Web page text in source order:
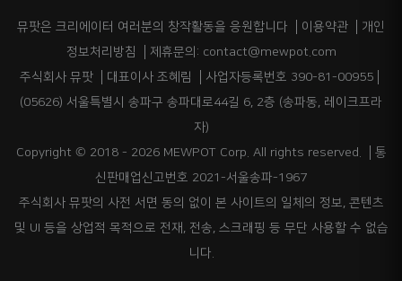
뮤팟은 크리에이터 여러분의 창작활동을 응원합니다 이용약관
개인
정보처리방침
제휴문의: contact@mewpot.com
주식회사 뮤팟
대표이사 조혜림
사업자등록번호 390-81-00955
(05626) 서울특별시 송파구 송파대로44길 6, 2층 (송파동, 레이크프라
자)
Copyright © 2018 - 2026 MEWPOT Corp. All rights reserved.
통
신판매업신고번호 2021-서울송파-1967
주식회사 뮤팟의 사전 서면 동의 없이 본 사이트의 일체의 정보, 콘텐츠
및 UI 등을 상업적 목적으로 전재, 전송, 스크래핑 등 무단 사용할 수 없습
니다.